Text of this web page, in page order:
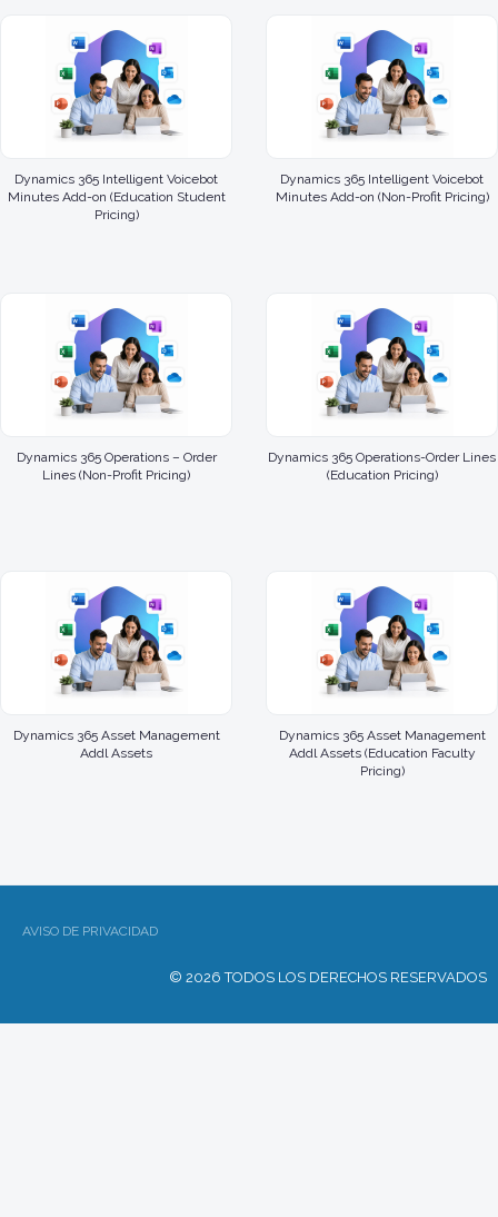
Dynamics 365 Intelligent Voicebot
Minutes Add-on (Education Student
Pricing)
Dynamics 365 Intelligent Voicebot
Minutes Add-on (Non-Profit Pricing)
Dynamics 365 Operations – Order
Lines (Non-Profit Pricing)
Dynamics 365 Operations-Order Lines
(Education Pricing)
Dynamics 365 Asset Management
Addl Assets
Dynamics 365 Asset Management
Addl Assets (Education Faculty
Pricing)
AVISO DE PRIVACIDAD
© 2026 TODOS LOS DERECHOS RESERVADOS